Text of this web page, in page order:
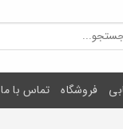
فروشگاه تماس با ما